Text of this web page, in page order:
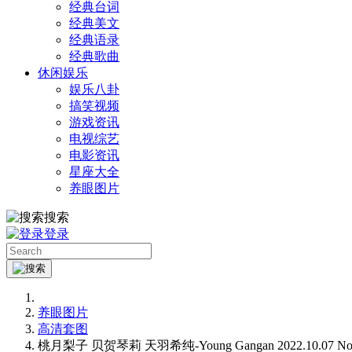
经典台词
经典美文
经典语录
经典歌曲
休闲娱乐
娱乐八卦
搞笑视频
游戏资讯
电视综艺
电影资讯
星座大全
养眼图片
搜索
登录
养眼图片
高清套图
桃月梨子 贝贺琴莉 天羽希纯-Young Gangan 2022.10.07